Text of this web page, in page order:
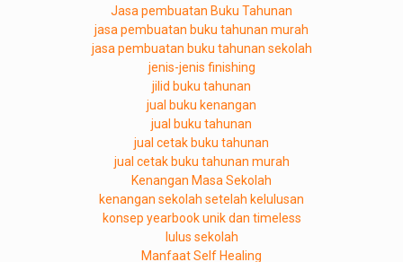
Jasa pembuatan Buku Tahunan
jasa pembuatan buku tahunan murah
jasa pembuatan buku tahunan sekolah
jenis-jenis finishing
jilid buku tahunan
jual buku kenangan
jual buku tahunan
jual cetak buku tahunan
jual cetak buku tahunan murah
Kenangan Masa Sekolah
kenangan sekolah setelah kelulusan
konsep yearbook unik dan timeless
lulus sekolah
Manfaat Self Healing